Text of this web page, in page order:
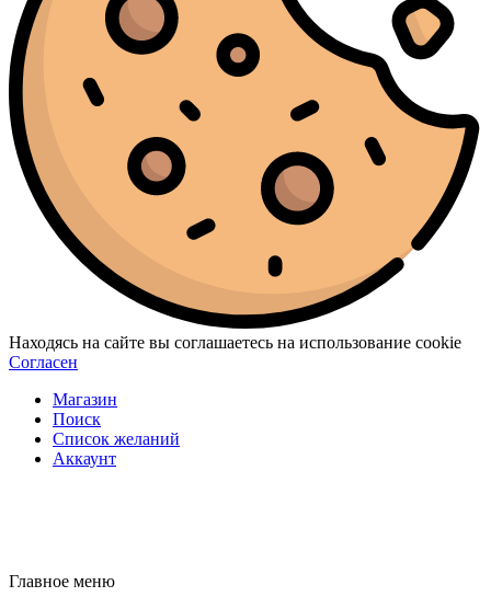
Находясь на сайте вы соглашаетесь на использование cookie
Согласен
Магазин
Поиск
Список желаний
Аккаунт
Главное меню